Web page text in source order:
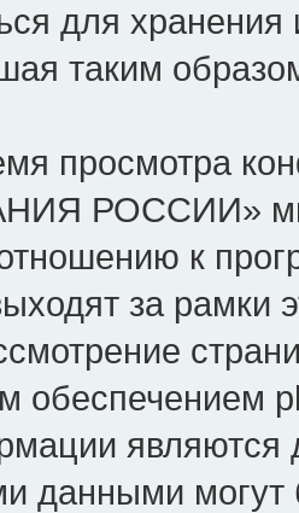
для
таким
просмотра
РОССИИ» мы
к
за рамки
обеспечением
являются
данными могут